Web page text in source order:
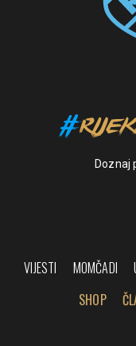
Doznaj
VIJESTI MOMČADI
SHOP